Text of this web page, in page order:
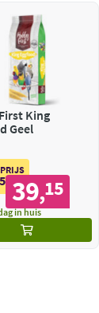
King
Geel
39,15
in huis